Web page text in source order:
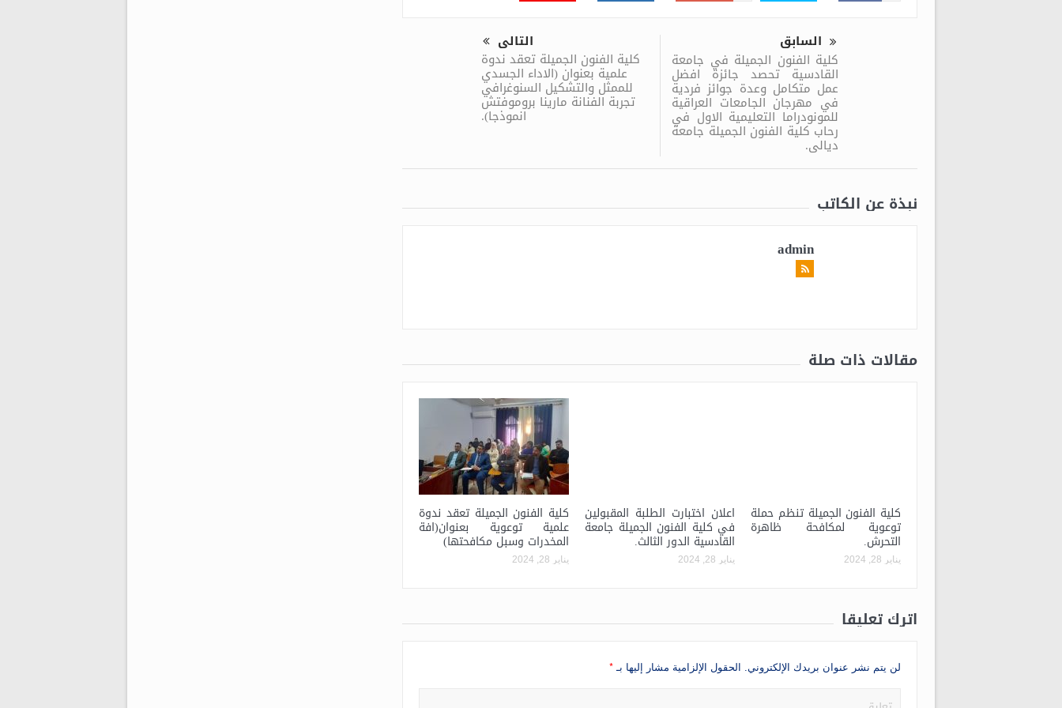
السابق
كلية الفنون الجميلة في جامعة
القادسية تحصد جائزة افضل
عمل متكامل وعدة جوائز فردية
في مهرجان الجامعات العراقية
للمونودراما التعليمية الاول في
رحاب كلية الفنون الجميلة جامعة
ديالى.
التالى
كلية الفنون الجميلة تعقد ندوة
علمية بعنوان (الاداء الجسدي
للممثل والتشكيل السنوغرافي
تجربة الفنانة مارينا بروموفتش
انموذجا).
نبذة عن الكاتب
admin
مقالات ذات صلة
كلية الفنون الجميلة تنظم حملة
توعوية لمكافحة ظاهرة
التحرش.
يناير 28, 2024
اعلان اختبارت الطلبة المقبولين
في كلية الفنون الجميلة جامعة
القادسية الدور الثالث.
يناير 28, 2024
كلية الفنون الجميلة تعقد ندوة
علمية توعوية بعنوان(افة
المخدرات وسبل مكافحتها)
يناير 28, 2024
اترك تعليقاً
لن يتم نشر عنوان بريدك الإلكتروني. الحقول الإلزامية مشار إليها بـ *